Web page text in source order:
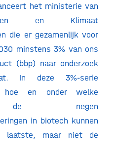
het ministerie van
en Klimaat
die er gezamenlijk voor
minstens 3% van ons
(bbp) naar onderzoek
In deze 3%-serie
hoe en onder welke
de negen
in biotech kunnen
laatste, maar niet de